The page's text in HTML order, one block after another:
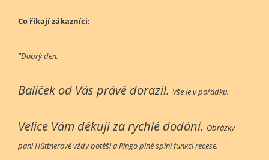
Co říkají zákazníci:
"Dobrý den,
Balíček od Vás právě dorazil. Vše je v pořádku.
Velice Vám děkuji za rychlé dodání. Obrázky
paní Hüttnerové vždy potěší a Ringo plně splní funkci recese.